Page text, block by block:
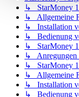
↳ StarMoney
↳ Allgemeine
↳ Installation
↳ Bedienung
↳ StarMoney
↳ Anregungen
↳ StarMoney
↳ Allgemeine
↳ Installation
↳ Bedienung